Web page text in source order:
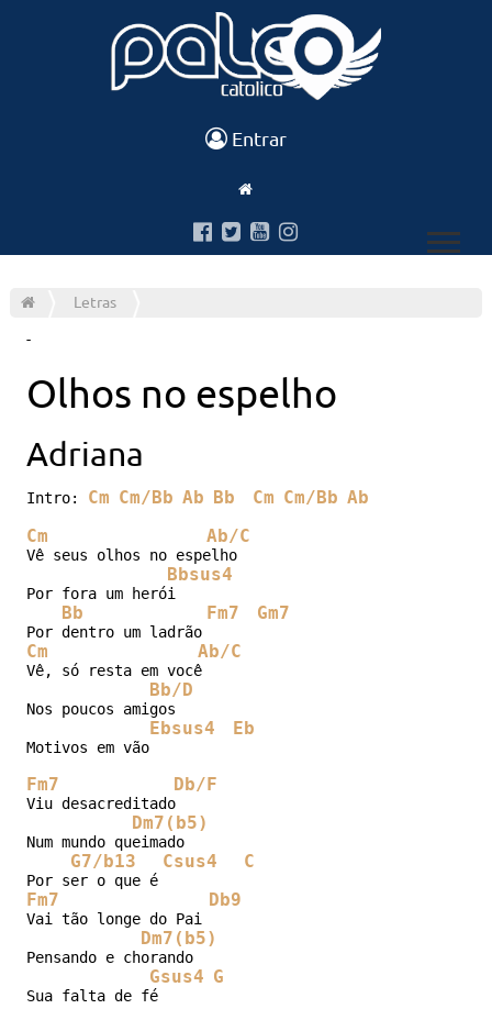
Entrar
Letras
-
Olhos no espelho
Adriana
Intro: Cm Cm/Bb Ab Bb Cm Cm/Bb Ab
Cm
Ab/C
Vê seus olhos no espelho
Bbsus4
Por fora um herói
Bb Fm7 Gm7
Por dentro um ladrão
Cm Ab/C
Vê, só resta em você
Bb/D
Nos poucos amigos
Ebsus4 Eb
Motivos em vão
Fm7 Db/F
Viu desacreditado
Dm7(b5)
Num mundo queimado
G7/b13 Csus4 C
Por ser o que é
Fm7 Db9
Vai tão longe do Pai
Dm7(b5)
Pensando e chorando
Gsus4 G
Sua falta de fé